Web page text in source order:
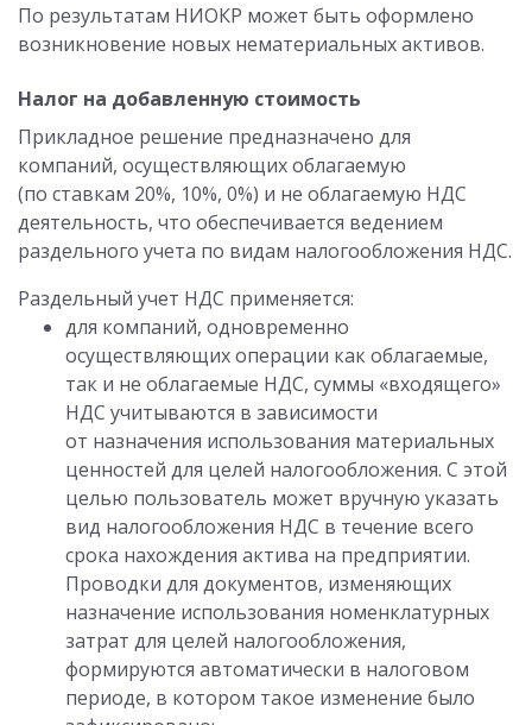
По результатам НИОКР может быть оформлено
возникновение новых нематериальных активов.
Налог на добавленную стоимость
Прикладное решение предназначено для
компаний, осуществляющих облагаемую
(по ставкам 20%, 10%, 0%) и не облагаемую НДС
деятельность, что обеспечивается ведением
раздельного учета по видам налогообложения НДС.
Раздельный учет НДС применяется:
для компаний, одновременно
осуществляющих операции как облагаемые,
так и не облагаемые НДС, суммы «входящего»
НДС учитываются в зависимости
от назначения использования материальных
ценностей для целей налогообложения. С этой
целью пользователь может вручную указать
вид налогообложения НДС в течение всего
срока нахождения актива на предприятии.
Проводки для документов, изменяющих
назначение использования номенклатурных
затрат для целей налогообложения,
формируются автоматически в налоговом
периоде, в котором такое изменение было